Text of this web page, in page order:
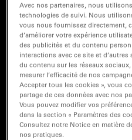
Avec nos partenaires, nous
technologies de suivi. Nous
vous nous fournissez directement,
d’améliorer votre expérience
des publicités et du contenu
interactions avec ce site et
du contenu sur les réseaux
mesurer l’efficacité de nos
Accepter tous les cookies », vous
partage de ces données avec nos
Vous pouvez modifier vos
dans la section « Paramètres des
Consultez notre Notice en matière
nos pratiques.